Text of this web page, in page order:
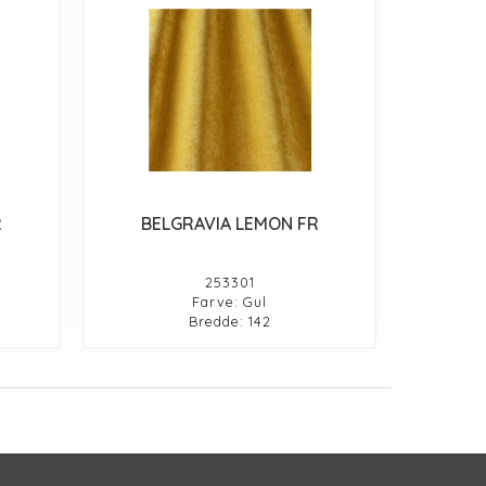
BELGRAVIA LEMON FR
253301
Farve: Gul
Bredde: 142